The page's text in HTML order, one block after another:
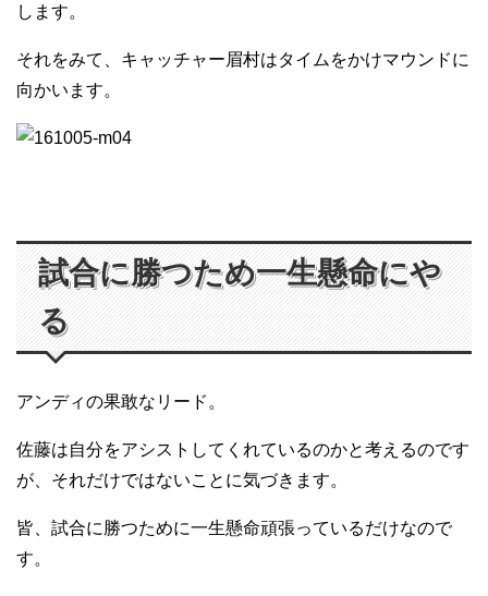
します。
それをみて、キャッチャー眉村はタイムをかけマウンドに
向かいます。
試合に勝つため一生懸命にや
る
アンディの果敢なリード。
佐藤は自分をアシストしてくれているのかと考えるのです
が、それだけではないことに気づきます。
皆、試合に勝つために一生懸命頑張っているだけなので
す。